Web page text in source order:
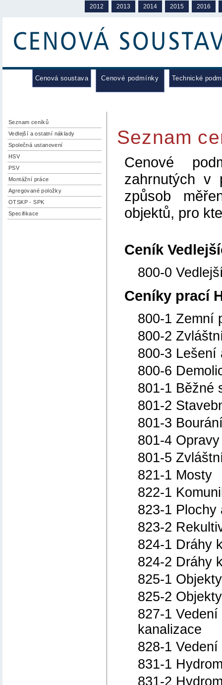
2012 2013 2014 2015 2016
Cenová soustava Cenové podmínky Technické
Seznam ceníků
Vedlejší a ostatní náklady
Společná ustanovení
HSV
PSV
Montážní práce
Agregované položky
OTSKP - SPK
Specifikace
Seznam
Cenové
zahrnutých v
způsob
objektů, pro
Ceník
800-0
Ceníky prací
800-1 Zemní
800-2
800-3 Lešení
800-6
801-1 Běžné
801-2
801-3
801-4
801-5
821-1 Mosty
822-1
823-1 Plochy
823-2
824-1 Dráhy
824-2 Dráhy
825-1
825-2
827-1
kanalizace
828-1
831-1
831-2